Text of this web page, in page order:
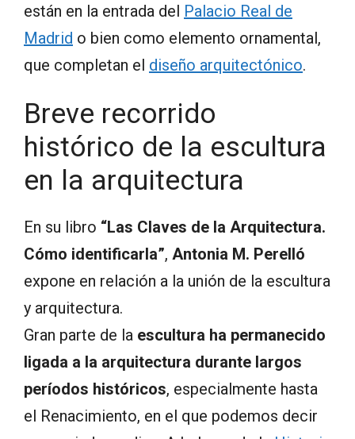
están en la entrada del Palacio Real de
Madrid o bien como elemento ornamental,
que completan el diseño arquitectónico.
Breve recorrido
histórico de la escultura
en la arquitectura
En su libro “Las Claves de la Arquitectura.
Cómo identificarla”, Antonia M. Perelló
expone en relación a la unión de la escultura
y arquitectura.
Gran parte de la escultura ha permanecido
ligada a la arquitectura durante largos
períodos históricos, especialmente hasta
el Renacimiento, en el que podemos decir